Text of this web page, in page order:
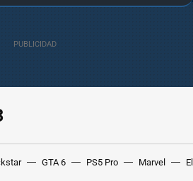
GTA 6 PS5 Pro Marvel